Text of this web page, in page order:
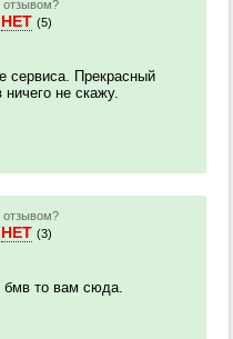
отзывом?
НЕТ (5)
сервиса. Прекрасный
ничего не скажу.
отзывом?
НЕТ (3)
бмв то вам сюда.